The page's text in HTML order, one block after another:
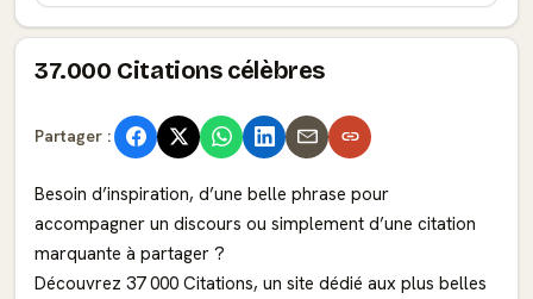
37.000 Citations célèbres
Partager :
Besoin d’inspiration, d’une belle phrase pour
accompagner un discours ou simplement d’une citation
marquante à partager ?
Découvrez 37 000 Citations, un site dédié aux plus belles